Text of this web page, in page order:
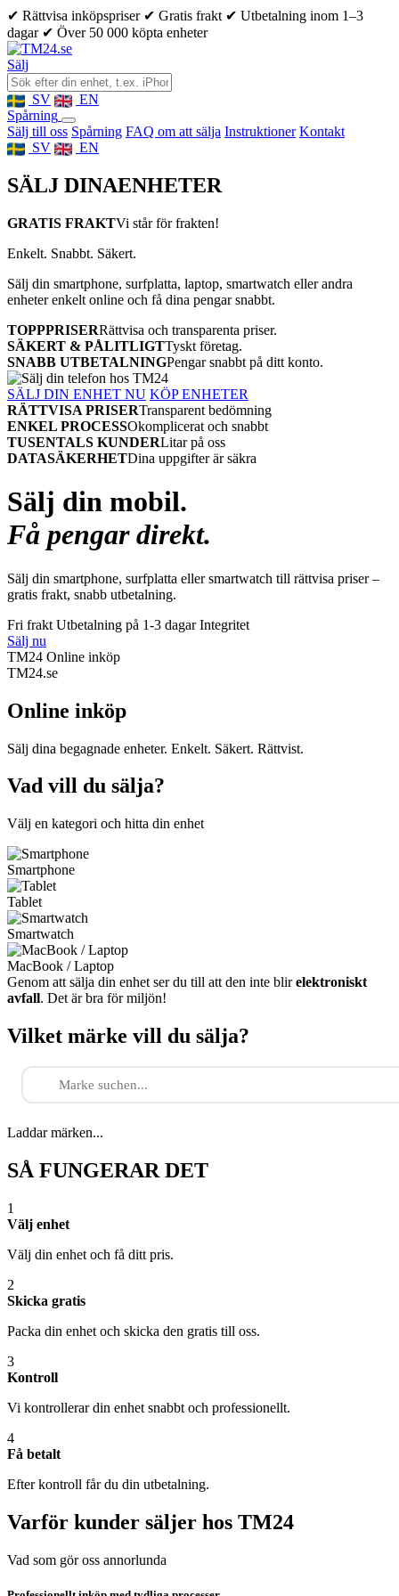
✔ Rättvisa inköpspriser ✔ Gratis frakt ✔ Utbetalning inom 1–3
dagar ✔ Över 50 000 köpta enheter
Sälj
SV
EN
Spårning
Sälj till oss Spårning FAQ om att sälja Instruktioner Kontakt
SV
EN
SÄLJ DINAENHETER
GRATIS FRAKTVi står för frakten!
Enkelt. Snabbt. Säkert.
Sälj din smartphone, surfplatta, laptop, smartwatch eller andra
enheter enkelt online och få dina pengar snabbt.
TOPPPRISERRättvisa och transparenta priser.
SÄKERT & PÅLITLIGTTyskt företag.
SNABB UTBETALNINGPengar snabbt på ditt konto.
SÄLJ DIN ENHET NU KÖP ENHETER
RÄTTVISA PRISERTransparent bedömning
ENKEL PROCESSOkomplicerat och snabbt
TUSENTALS KUNDERLitar på oss
DATASÄKERHETDina uppgifter är säkra
Sälj din mobil.
Få pengar direkt.
Sälj din smartphone, surfplatta eller smartwatch till rättvisa priser –
gratis frakt, snabb utbetalning.
Fri frakt Utbetalning på 1-3 dagar Integritet
Sälj nu
TM24 Online inköp
TM24.se
Online inköp
Sälj dina begagnade enheter. Enkelt. Säkert. Rättvist.
Vad vill du sälja?
Välj en kategori och hitta din enhet
Smartphone
Tablet
Smartwatch
MacBook / Laptop
Genom att sälja din enhet ser du till att den inte blirelektroniskt
avfall. Det är bra för miljön!
Vilket märke vill du sälja?
Laddar märken...
SÅ FUNGERAR DET
1
Välj enhet
Välj din enhet och få ditt pris.
2
Skicka gratis
Packa din enhet och skicka den gratis till oss.
3
Kontroll
Vi kontrollerar din enhet snabbt och professionellt.
4
Få betalt
Efter kontroll får du din utbetalning.
Varför kunder säljer hos TM24
Vad som gör oss annorlunda